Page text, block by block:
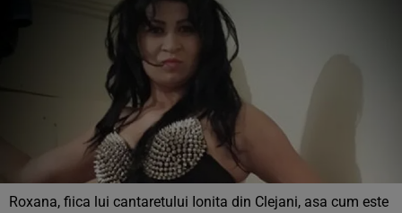
Roxana, fiica lui cantaretului Ionita din Clejani, asa cum este